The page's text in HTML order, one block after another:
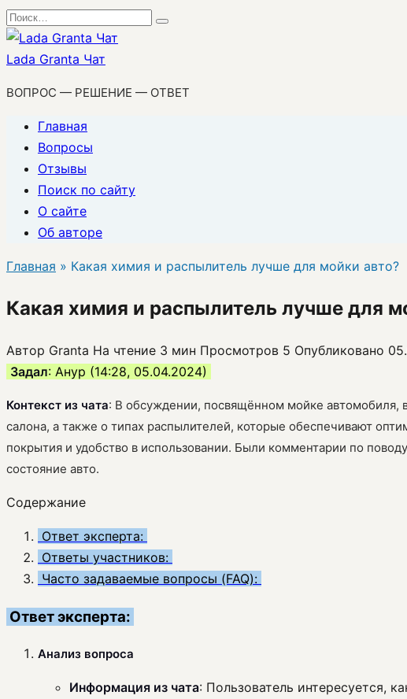
Перейти
к
содержанию
Search
for:
Lada Granta Чат
ВОПРОС — РЕШЕНИЕ — ОТВЕТ
Главная
Вопросы
Отзывы
Поиск по сайту
О сайте
Об авторе
Главная » Какая химия и распылитель лучше для мойки авто?
Какая химия и распылитель лучше для
Автор Granta На чтение 3 мин Просмотров 5 Опубликовано
Задал: Анур (14:28, 05.04.2024)
Контекст из чата: В обсуждении, посвящённом мойке автомобиля,
салона, а также о типах распылителей, которые обеспечивают
покрытия и удобство в использовании. Были комментарии по
состояние авто.
Содержание
Ответ эксперта:
Ответы участников:
Часто задаваемые вопросы (FAQ):
Ответ эксперта:
Анализ вопроса
Информация из чата: Пользователь интересуется,